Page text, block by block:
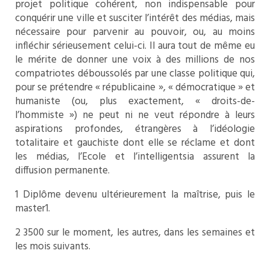
projet politique cohérent, non indispensable pour
conquérir une ville et susciter l’intérêt des médias, mais
nécessaire pour parvenir au pouvoir, ou, au moins
infléchir sérieusement celui-ci. Il aura tout de même eu
le mérite de donner une voix à des millions de nos
compatriotes déboussolés par une classe politique qui,
pour se prétendre « républicaine », « démocratique » et
humaniste (ou, plus exactement, « droits-de-
l’hommiste ») ne peut ni ne veut répondre à leurs
aspirations profondes, étrangères à l’idéologie
totalitaire et gauchiste dont elle se réclame et dont
les médias, l’Ecole et l’intelligentsia assurent la
diffusion permanente.
1 Diplôme devenu ultérieurement la maîtrise, puis le
master1.
2 3500 sur le moment, les autres, dans les semaines et
les mois suivants.